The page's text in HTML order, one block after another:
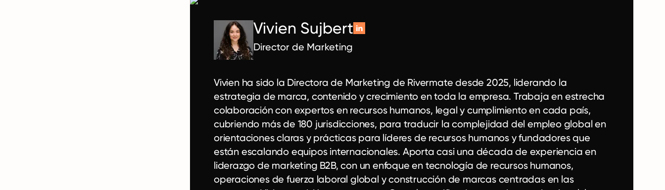
Vivien Sujbert
Director de Marketing
Vivien ha sido la Directora de Marketing de Rivermate desde 2025, liderando la
estrategia de marca, contenido y crecimiento en toda la empresa. Trabaja en estrecha
colaboración con expertos en recursos humanos, legal y cumplimiento en cada país,
cubriendo más de 180 jurisdicciones, para traducir la complejidad del empleo global en
orientaciones claras y prácticas para líderes de recursos humanos y fundadores que
están escalando equipos internacionales. Aporta casi una década de experiencia en
liderazgo de marketing B2B, con un enfoque en tecnología de recursos humanos,
operaciones de fuerza laboral global y construcción de marcas centradas en las